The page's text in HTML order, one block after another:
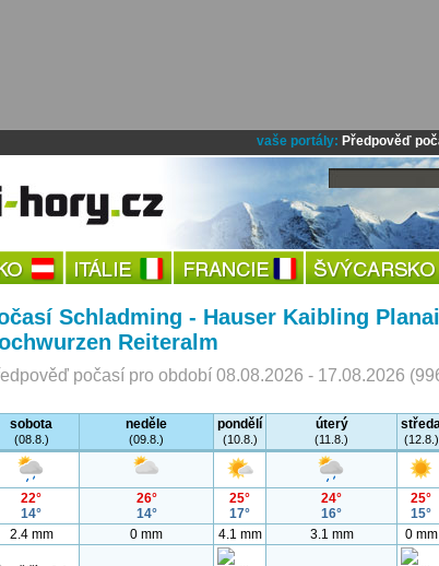
vaše portály: Předpověď
Schladming - Hauser Kaibling Planai
Reiteralm
počasí pro období 08.08.2026 - 17.08.2026
sobota
(08.8.)
neděle
(09.8.)
pondělí
(10.8.)
úterý
(11.8.) (12.8.)
22°
14°
26°
14°
25°
17°
24°
16°
25°
15°
2.4 mm
0 mm 4.1 mm 3.1 mm 0 mm